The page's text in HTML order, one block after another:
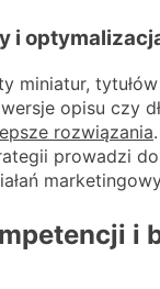
i
miniatur,
opisu czy
rozwiązania
prowadzi
i